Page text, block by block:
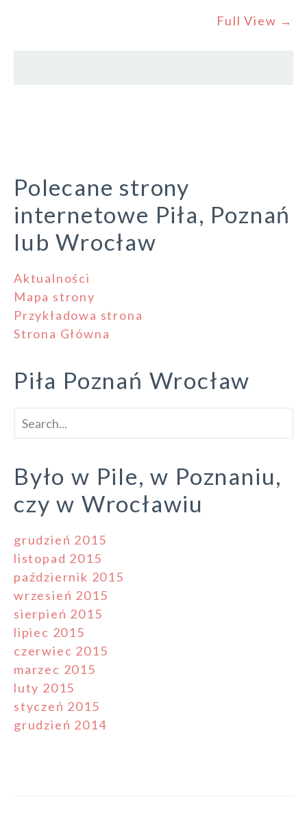
Full View →
Polecane strony
internetowe Piła, Poznań
lub Wrocław
Aktualności
Mapa strony
Przykładowa strona
Strona Główna
Piła Poznań Wrocław
Było w Pile, w Poznaniu,
czy w Wrocławiu
grudzień 2015
listopad 2015
październik 2015
wrzesień 2015
sierpień 2015
lipiec 2015
czerwiec 2015
marzec 2015
luty 2015
styczeń 2015
grudzień 2014